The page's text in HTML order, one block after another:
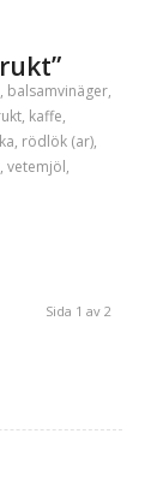
, balsamvinäger,
, kaffe,
, rödlök (ar),
, vetemjöl,
Sida 1 av 2